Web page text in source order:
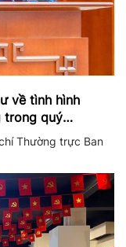
về tình hình
trong quý
Thường trực Ban